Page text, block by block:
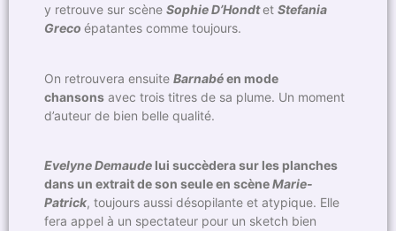
y retrouve sur scène Sophie D’Hondtet Stefania
Greco épatantes comme toujours.
On retrouvera ensuite Barnabéen mode
chansons avec trois titres de sa plume. Un moment
d’auteur de bien belle qualité.
Evelyne Demaude lui succèdera sur les planches
dans un extrait de son seule en scèneMarie-
Patrick, toujours aussi désopilante et atypique. Elle
fera appel à un spectateur pour un sketch bien